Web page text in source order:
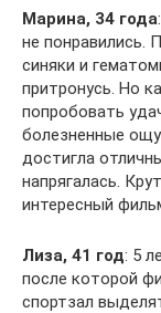
Марина, 34 года
не понравились.
синяки и
притронусь. Но
попробовать
болезненные
достигла
напрягалась.
интересный
Лиза, 41 год: 5
после которой
спортзал